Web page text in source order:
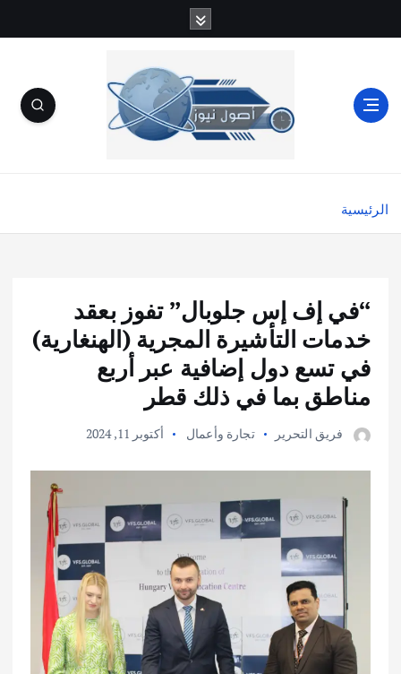
ل
الرئيسية
“في إف إس جلوبال” تفوز بعقد
خدمات التأشيرة المجرية (الهنغارية)
في تسع دول إضافية عبر أربع
مناطق بما في ذلك قطر
فريق التحرير تجارة وأعمال أكتوبر 11, 2024